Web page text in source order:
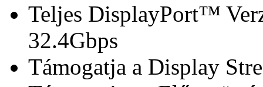
Teljes DisplayPort™
32.4Gbps
Támogatja a Display